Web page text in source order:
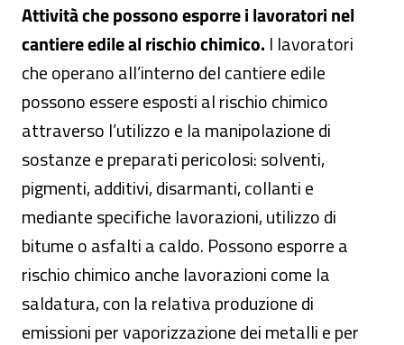
Attività che possono esporre i lavoratori nel
cantiere edile al rischio chimico. I lavoratori
che operano all’interno del cantiere edile
possono essere esposti al rischio chimico
attraverso l’utilizzo e la manipolazione di
sostanze e preparati pericolosi: solventi,
pigmenti, additivi, disarmanti, collanti e
mediante specifiche lavorazioni, utilizzo di
bitume o asfalti a caldo. Possono esporre a
rischio chimico anche lavorazioni come la
saldatura, con la relativa produzione di
emissioni per vaporizzazione dei metalli e per